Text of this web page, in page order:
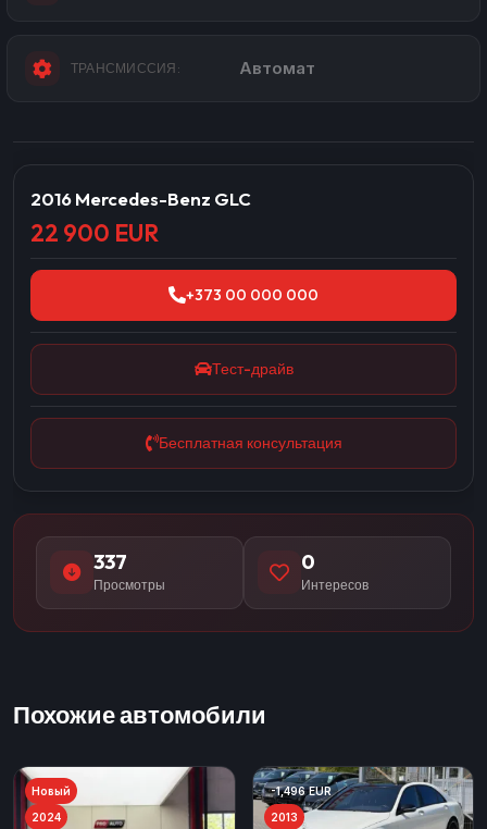
ТРАНСМИССИЯ: Автомат
2016 Mercedes-Benz GLC
22 900 EUR
+373 00 000 000
Тест-драйв
Бесплатная консультация
337
Просмотры
0
Интересов
Похожие автомобили
Новый
2024
-1,496 EUR
2013